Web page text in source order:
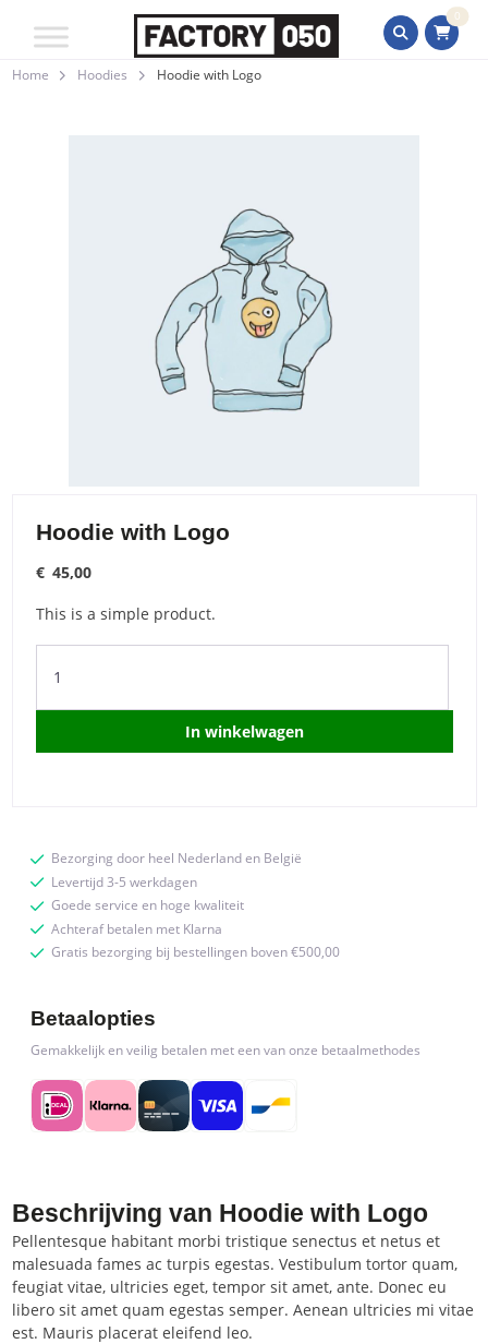
0
Home Hoodies Hoodie with Logo
Hoodie with Logo
€ 45,00
This is a simple product.
with
In winkelwagen
Bezorging door heel Nederland en België
Levertijd 3-5 werkdagen
Goede service en hoge kwaliteit
Achteraf betalen met Klarna
Gratis bezorging bij bestellingen boven €500,00
Betaalopties
Gemakkelijk en veilig betalen met een van onze betaalmethodes
Beschrijving van Hoodie with Logo
Pellentesque habitant morbi tristique senectus et netus et
malesuada fames ac turpis egestas. Vestibulum tortor quam,
feugiat vitae, ultricies eget, tempor sit amet, ante. Donec eu
libero sit amet quam egestas semper. Aenean ultricies mi vitae
est. Mauris placerat eleifend leo.